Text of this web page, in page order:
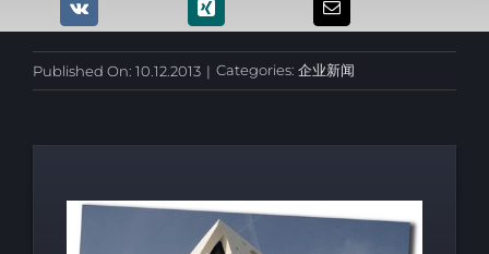
Published On: 10.12.2013 | Categories: 企业新闻